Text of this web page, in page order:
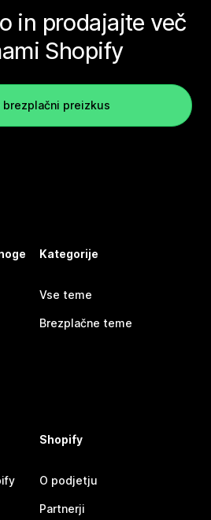
in prodajajte več
Shopify
brezplačni preizkus
Kategorije
Vse teme
Brezplačne teme
Shopify
O podjetju
Partnerji